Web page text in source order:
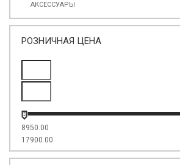
АКСЕССУАРЫ
РОЗНИЧНАЯ ЦЕНА
8950.00
17900.00